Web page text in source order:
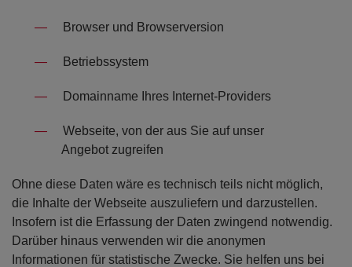
Browser und Browserversion
Betriebssystem
Domainname Ihres Internet-Providers
Webseite, von der aus Sie auf unser
Angebot zugreifen
Ohne diese Daten wäre es technisch teils nicht möglich,
die Inhalte der Webseite auszuliefern und darzustellen.
Insofern ist die Erfassung der Daten zwingend notwendig.
Darüber hinaus verwenden wir die anonymen
Informationen für statistische Zwecke. Sie helfen uns bei